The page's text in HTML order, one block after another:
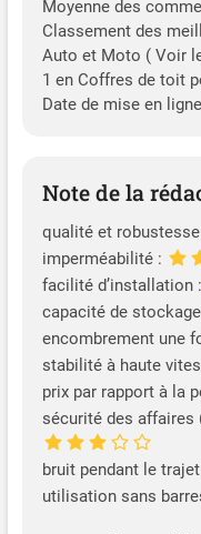
Moyenne des
Classement des
Auto et Moto ( Voir
1 en Coffres de toit
Date de mise en
Note de la
qualité et
imperméabilité :
facilité d’installation :
capacité de
encombrement une
stabilité à haute
prix par rapport à la
sécurité des
bruit pendant le
utilisation sans